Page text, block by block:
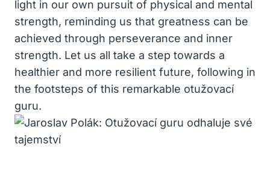
light in our own pursuit of physical and mental
strength, reminding us that greatness can be
⁣achieved‍ through perseverance​ and⁤ inner
strength.​ Let us all‍ take a step towards a⁢
healthier​ and more⁤ resilient ‌future, following in
the footsteps of this remarkable otužovací
‌guru.